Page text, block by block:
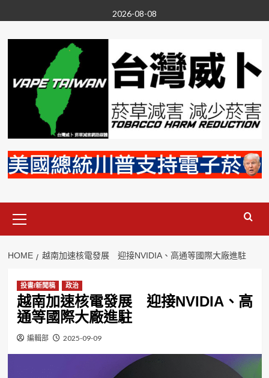
to
content
2026-08-08
Menu
HOME 越南加速核電發展 迎接NVIDIA、高通等國際大廠進駐
投書/新聞稿 政治
越南加速核電發展 迎接NVIDIA、高
通等國際大廠進駐
編輯部 2025-09-09